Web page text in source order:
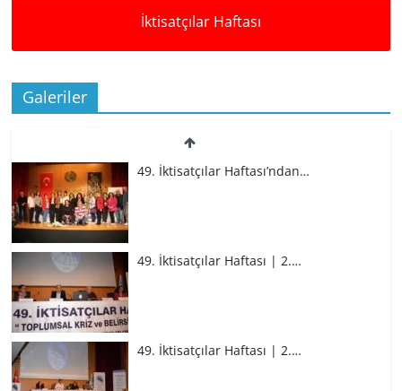
İktisatçılar Haftası
Galeriler
49. İktisatçılar Haftası’ndan…
49. İktisatçılar Haftası | 2.…
49. İktisatçılar Haftası | 2.…